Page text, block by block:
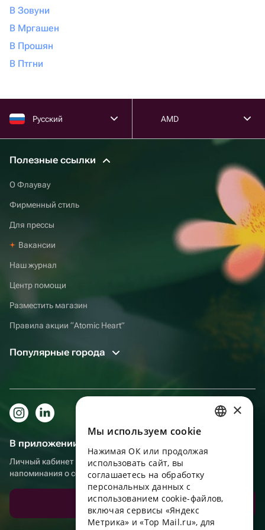
В Зовуни
В Мргашен
В Прошян
В Птгни
Русский AMD
Полезные ссылки
О Флаувау
Фирменный стиль
Для прессы
Вакансии
Наш журнал
Центр помощи
Разместить магазин
Правила акции “Atomic Heart”
Популярные города
В приложении еще удобнее!
Личный кабинет получателя, больше бонусов за покупки и
напоминания о событиях
Скачать приложение
ENGLISH
UKRAINIAN
PORTUGUESE
×
Мы используем сookie
Нажимая ОК или продолжая
использовать сайт, вы
соглашаетесь на обработку
персональных данных с
использованием cookie-файлов,
включая сервисы «Яндекс
Метрика» и «Top Mail.ru», для